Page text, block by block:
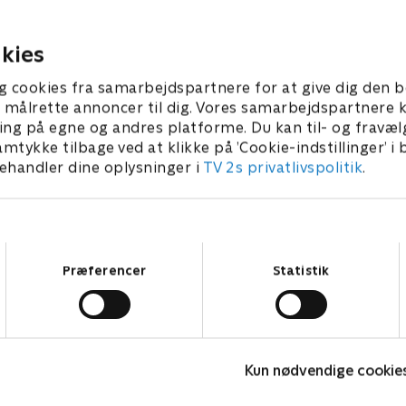
cookies fra samarbejdspartnere for at give dig den
annoncer til dig. Vores samarbejdspartnere
på egne og andres platforme. Du kan til- og
tilbage ved at klikke på ’Cookie-indstillinger’ i
dine oplysninger i TV 2s privatlivspolitik.
Præferencer Statistik
Kun nødvendige
igen?
2022 • 47 min